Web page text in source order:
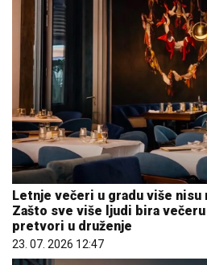
Letnje večeri u gradu više
Zašto sve više ljudi bira
pretvori u druženje
23. 07. 2026 12:47